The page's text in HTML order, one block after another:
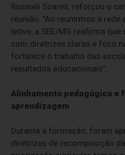
Rossieli Soares, reforçou o
reunião. "Ao reunirmos a
letivo, a SEE/MG reafirma que
com diretrizes claras e foco
fortalece o trabalho das
resultados educacionais".
Alinhamento pedagógico e
aprendizagem
Durante a formação, foram
diretrizes de recomposição